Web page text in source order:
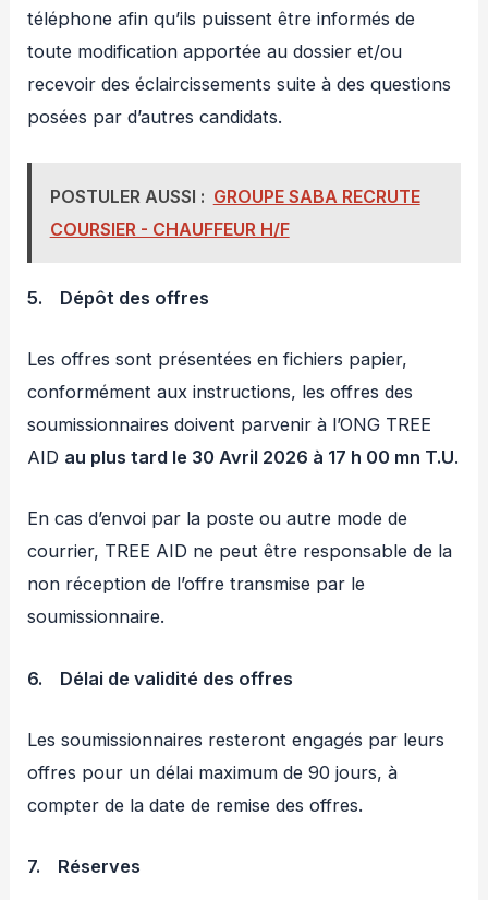
téléphone afin qu’ils puissent être informés de
toute modification apportée au dossier et/ou
recevoir des éclaircissements suite à des questions
posées par d’autres candidats.
POSTULER AUSSI : GROUPE SABA RECRUTE
COURSIER - CHAUFFEUR H/F
5. Dépôt des offres
Les offres sont présentées en fichiers papier,
conformément aux instructions, les offres des
soumissionnaires doivent parvenir à l’ONG TREE
AID au plus tard le 30 Avril 2026 à 17 h 00 mn T.U.
En cas d’envoi par la poste ou autre mode de
courrier, TREE AID ne peut être responsable de la
non réception de l’offre transmise par le
soumissionnaire.
6. Délai de validité des offres
Les soumissionnaires resteront engagés par leurs
offres pour un délai maximum de 90 jours, à
compter de la date de remise des offres.
7. Réserves